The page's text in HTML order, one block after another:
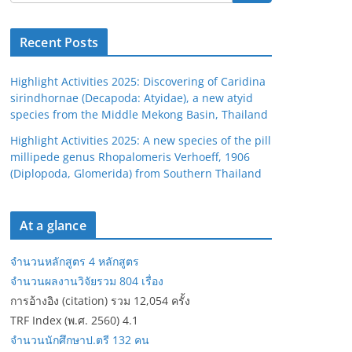
Recent Posts
Highlight Activities 2025: Discovering of Caridina
sirindhornae (Decapoda: Atyidae), a new atyid
species from the Middle Mekong Basin, Thailand
Highlight Activities 2025: A new species of the pill
millipede genus Rhopalomeris Verhoeff, 1906
(Diplopoda, Glomerida) from Southern Thailand
At a glance
จำนวนหลักสูตร 4 หลักสูตร
จำนวนผลงานวิจัยรวม 804 เรื่อง
การอ้างอิง (citation) รวม 12,054 ครั้ง
TRF Index (พ.ศ. 2560) 4.1
จำนวนนักศึกษาป.ตรี 132 คน